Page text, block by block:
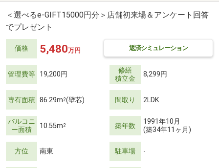
＜選べるe-GIFT15000円分＞店舗初来場＆アンケート回答
でプレゼント
価格 返済シミュレーション
5,480万円
管理費等 19,200円
修繕
積立金
8,299円
専有面積 86.29m2(壁芯) 間取り 2LDK
バルコニ
ー面積
10.55m2 築年数
1991年10月
(築34年11ヶ月)
方位 南東 駐車場 -